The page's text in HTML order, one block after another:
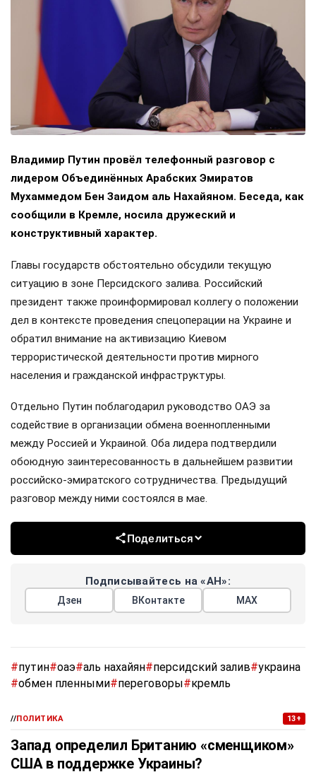
Владимир Путин провёл телефонный разговор с
лидером Объединённых Арабских Эмиратов
Мухаммедом Бен Заидом аль Нахайяном. Беседа, как
сообщили в Кремле, носила дружеский и
конструктивный характер.
Главы государств обстоятельно обсудили текущую
ситуацию в зоне Персидского залива. Российский
президент также проинформировал коллегу о положении
дел в контексте проведения спецоперации на Украине и
обратил внимание на активизацию Киевом
террористической деятельности против мирного
населения и гражданской инфраструктуры.
Отдельно Путин поблагодарил руководство ОАЭ за
содействие в организации обмена военнопленными
между Россией и Украиной. Оба лидера подтвердили
обоюдную заинтересованность в дальнейшем развитии
российско-эмиратского сотрудничества. Предыдущий
разговор между ними состоялся в мае.
Поделиться
Подписывайтесь на «АН»:
Дзен ВКонтакте МАХ
#путин#оаэ#аль нахайян#персидский залив#украина
#обмен пленными#переговоры#кремль
//ПОЛИТИКА 13+
Запад определил Британию «сменщиком»
США в поддержке Украины?